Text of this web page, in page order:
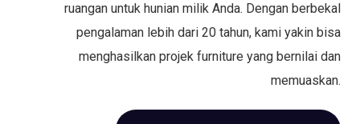
ruangan untuk hunian milik Anda. Dengan berbekal
pengalaman lebih dari 20 tahun, kami yakin bisa
menghasilkan projek furniture yang bernilai dan
memuaskan.